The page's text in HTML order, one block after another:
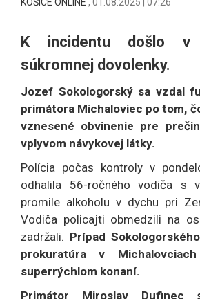
KOŠICE ONLINE , 01.08.2025 | 07:26
K incidentu došlo v
súkromnej dovolenky.
Jozef Sokologorský sa vzdal
primátora Michaloviec po tom,
vznesené obvinenie pre
vplyvom návykovej látky.
Polícia počas kontroly v
odhalila 56-ročného vodiča s
promile alkoholu v dychu pri
Vodiča policajti obmedzili na
zadržali. Prípad
prokuratúra v
superrýchlom konaní.
Primátor Miroslav Dufinec